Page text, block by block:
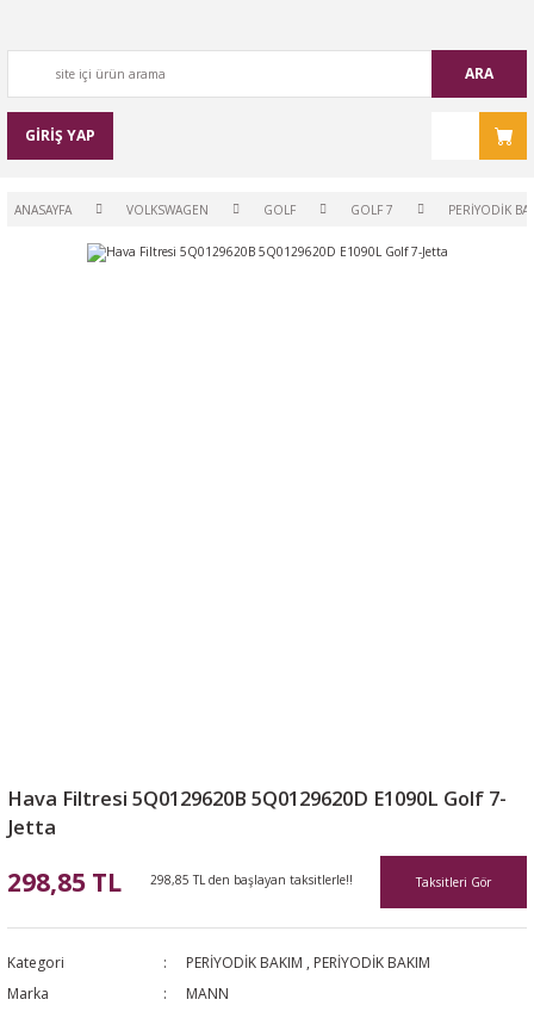
ARA
GİRİŞ YAP
ANASAYFA VOLKSWAGEN GOLF GOLF 7 PERİYODİK
Hava Filtresi 5Q0129620B 5Q0129620D E1090L Golf 7-
Jetta
298,85 TL 298,85 TL den başlayan taksitlerle!! Taksitleri Gör
Kategori PERİYODİK BAKIM , PERİYODİK BAKIM
Marka
MANN